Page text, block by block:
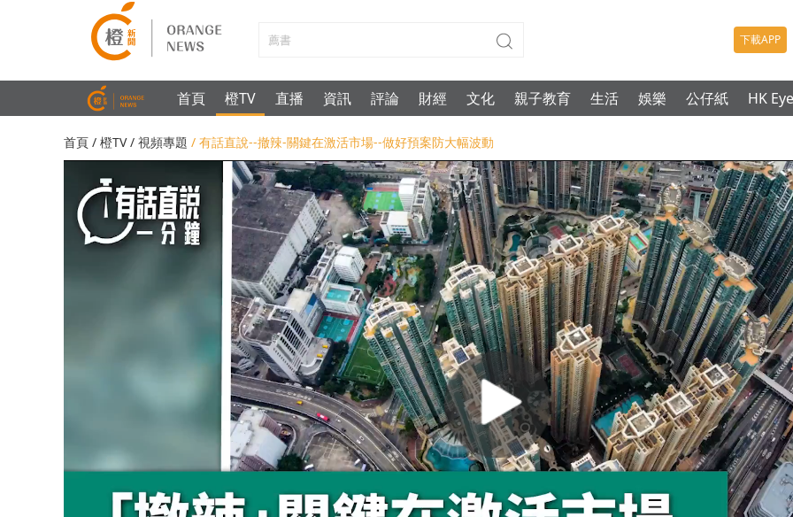
下載APP
首頁 橙TV 直播 資訊 評論 財經 文化 親子教育 生活 娛樂 公仔紙 HK Eye
首頁 / 橙TV/ 視頻專題 / 有話直說--撤辣-關鍵在激活市場--做好預案防大幅波動